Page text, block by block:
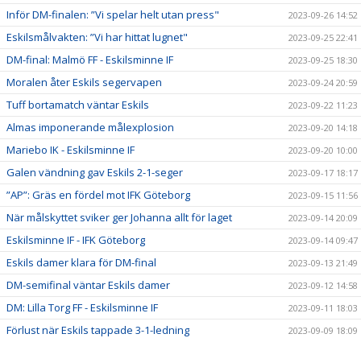
Inför DM-finalen: ”Vi spelar helt utan press" 2023-09-26 14:52
Eskilsmålvakten: ”Vi har hittat lugnet" 2023-09-25 22:41
DM-final: Malmö FF - Eskilsminne IF 2023-09-25 18:30
Moralen åter Eskils segervapen 2023-09-24 20:59
Tuff bortamatch väntar Eskils 2023-09-22 11:23
Almas imponerande målexplosion 2023-09-20 14:18
Mariebo IK - Eskilsminne IF 2023-09-20 10:00
Galen vändning gav Eskils 2-1-seger 2023-09-17 18:17
”AP”: Gräs en fördel mot IFK Göteborg 2023-09-15 11:56
När målskyttet sviker ger Johanna allt för laget 2023-09-14 20:09
Eskilsminne IF - IFK Göteborg 2023-09-14 09:47
Eskils damer klara för DM-final 2023-09-13 21:49
DM-semifinal väntar Eskils damer 2023-09-12 14:58
DM: Lilla Torg FF - Eskilsminne IF 2023-09-11 18:03
Förlust när Eskils tappade 3-1-ledning 2023-09-09 18:09